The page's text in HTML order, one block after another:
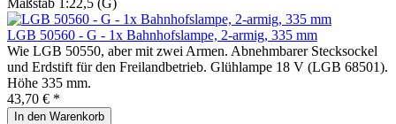
LGB 50560 - G - 1x Bahnhofslampe, 2-armig, 335 mm
Wie LGB 50550, aber mit zwei Armen. Abnehmbarer Stecksockel
und Erdstift für den Freilandbetrieb. Glühlampe 18 V (LGB 68501).
Höhe 335 mm.
43,70 € *
In den Warenkorb